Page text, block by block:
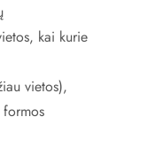
kai kurie
vietos),